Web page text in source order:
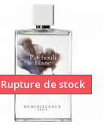
Rupture de stock